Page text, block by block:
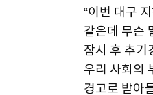
“이번 대구
같은데 무슨
잠시 후 추기
우리 사회의
경고로 받아